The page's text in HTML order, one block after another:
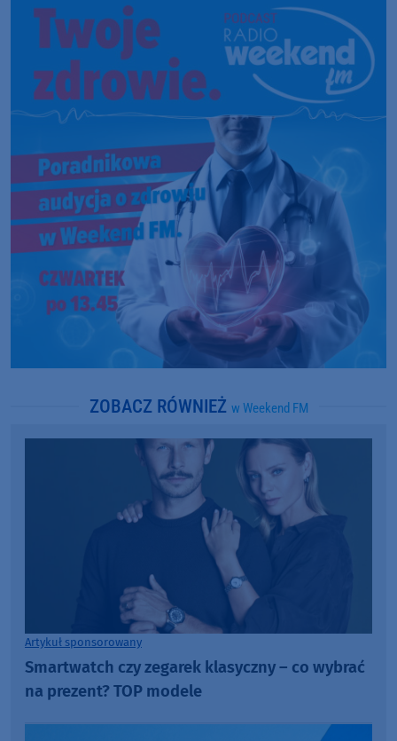
ZOBACZ RÓWNIEŻ w Weekend FM
Artykuł sponsorowany
Smartwatch czy zegarek klasyczny – co wybrać
na prezent? TOP modele